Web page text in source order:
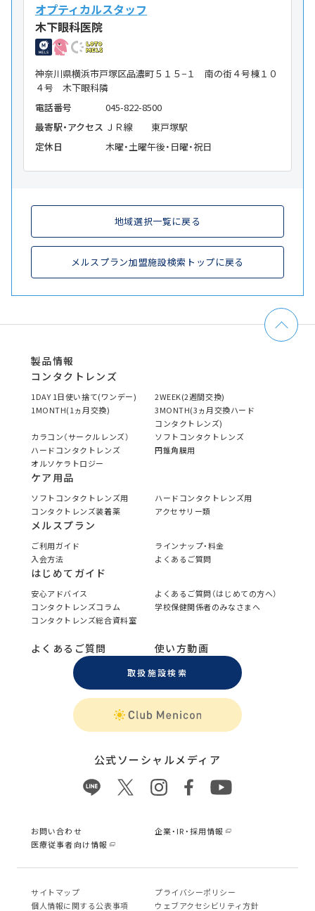
オプティカルスタッフ
木下眼科医院
神奈川県横浜市戸塚区品濃町５１５−１ 南の街４号棟１０
４号 木下眼科隣
電話番号
045-822-8500
最寄駅・アクセス ＪＲ線 東戸塚駅
定休日
木曜・土曜午後・日曜・祝日
地域選択一覧に戻る
メルスプラン加盟施設検索トップに戻る
製品情報
コンタクトレンズ
1DAY 1日使い捨て(ワンデー)
2WEEK(2週間交換)
1MONTH(1ヵ月交換)
3MONTH(3ヵ月交換ハード
コンタクトレンズ)
カラコン（サークルレンズ）
ソフトコンタクトレンズ
ハードコンタクトレンズ
円錐角膜用
オルソケラトロジー
ケア用品
ソフトコンタクトレンズ用
ハードコンタクトレンズ用
コンタクトレンズ装着薬
アクセサリー類
メルスプラン
ご利用ガイド
ラインナップ・料金
入会方法
よくあるご質問
はじめてガイド
安心アドバイス
よくあるご質問（はじめての方へ）
コンタクトレンズコラム
学校保健関係者のみなさまへ
コンタクトレンズ総合資料室
よくあるご質問 使い方動画
取扱施設検索
公式ソーシャルメディア
お問い合わせ
企業・IR・採用情報
医療従事者向け情報
サイトマップ
プライバシーポリシー
個⼈情報に関する公表事項
ウェブアクセシビリティ方針